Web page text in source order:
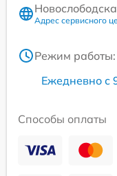
Адрес сервисного
Режим работы:
Ежедневно с
Способы оплаты